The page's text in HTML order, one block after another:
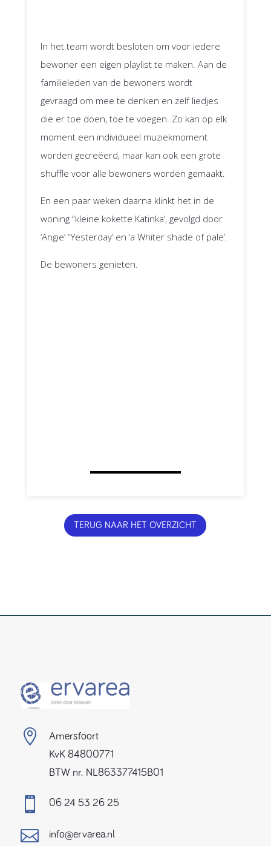
In het team wordt besloten om voor iedere
bewoner een eigen playlist te maken. Aan de
familieleden van de bewoners wordt
gevraagd om mee te denken en zelf liedjes
die er toe doen, toe te voegen. Zo kan op elk
moment een individueel muziekmoment
worden gecreëerd, maar kan ook een grote
shuffle voor alle bewoners worden gemaakt.
En een paar weken daarna klinkt het in de
woning “kleine kokette Katinka’, gevolgd door
‘Angie’ “Yesterday’ en ‘a Whiter shade of pale’.
De bewoners genieten.
TERUG NAAR HET OVERZICHT

Amersfoort
KvK 84800771
BTW nr. NL863377415B01
 06 24 53 26 25
 info@ervarea.nl